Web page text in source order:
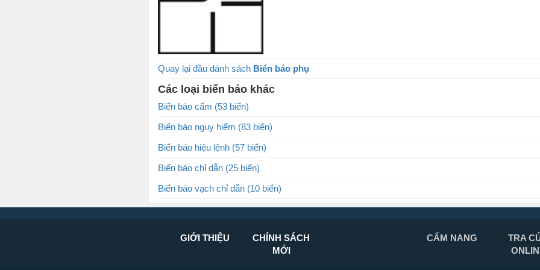
Quay lại đầu dánh sách Biển báo phụ
Các loại biển báo khác
Biển báo cấm (53 biển)
Biển báo nguy hiểm (83 biển)
Biển báo hiệu lệnh (57 biển)
Biển báo chỉ dẫn (25 biển)
Biển báo vạch chỉ dẫn (10 biển)
GIỚI THIỆU
CHÍNH SÁCH
MỚI
CẨM NANG
TRA